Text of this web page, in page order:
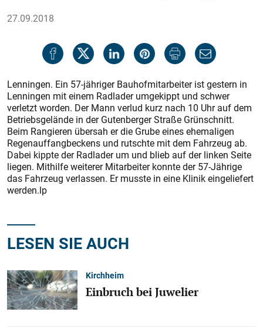
27.09.2018
Lenningen. Ein 57-jähriger Bauhofmitarbeiter ist gestern in
Lenningen mit einem Radlader umgekippt und schwer
verletzt worden. Der Mann verlud kurz nach 10 Uhr auf dem
Betriebsgelände in der Gutenberger Straße Grünschnitt.
Beim Rangieren übersah er die Grube eines ehemaligen
Regenauffangbeckens und rutschte mit dem Fahrzeug ab.
Dabei kippte der Radlader um und blieb auf der linken Seite
liegen. Mithilfe weiterer Mitarbeiter konnte der 57-Jährige
das Fahrzeug verlassen. Er musste in eine Klinik eingeliefert
werden.lp
LESEN SIE AUCH
Kirchheim
Einbruch bei Juwelier